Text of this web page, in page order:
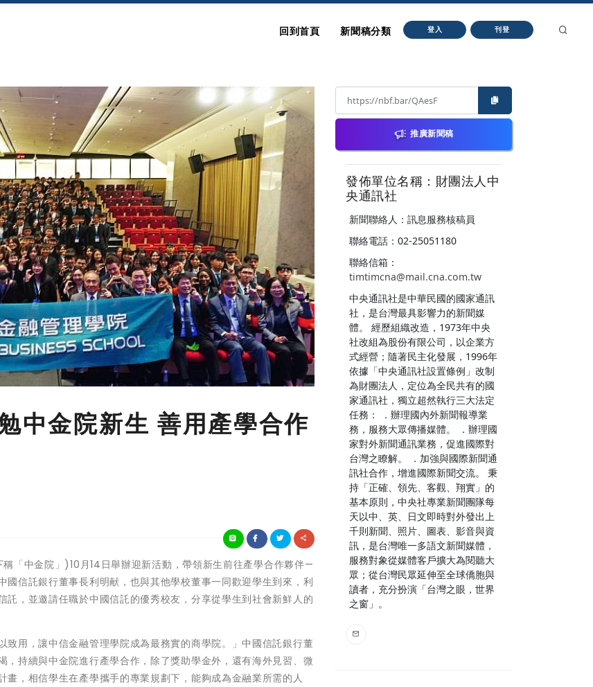
回到首頁 新聞稿分類 登入 刊登
中金院新生 善用產學合作
「中金院」)10月14日舉辦迎新活動，帶領新生前往產學合作夥伴—
信託銀行董事長利明献，也與其他學校董事一同歡迎學生到來，利
，並邀請任職於中國信託的優秀校友，分享從學生到社會新鮮人的
致用，讓中信金融管理學院成為最務實的商學院。」中國信託銀行董
持續與中金院進行產學合作，除了獎助學金外，還有海外見習、微
，相信學生在產學攜手的專業規劃下，能夠成為金融業所需的人
推廣新聞稿
發佈單位名稱：財團法人中
央通訊社
新聞聯絡人：訊息服務核稿員
聯絡電話：02-25051180
聯絡信箱：
timtimcna@mail.cna.com.tw
中央通訊社是中華民國的國家通訊
社，是台灣最具影響力的新聞媒
體。 經歷組織改造，1973年中央
社改組為股份有限公司，以企業方
式經營；隨著民主化發展，1996年
依據「中央通訊社設置條例」改制
為財團法人，定位為全民共有的國
家通訊社，獨立超然執行三大法定
任務： ．辦理國內外新聞報導業
務，服務大眾傳播媒體。 ．辦理國
家對外新聞通訊業務，促進國際對
台灣之瞭解。 ．加強與國際新聞通
訊社合作，增進國際新聞交流。 秉
持「正確、領先、客觀、翔實」的
基本原則，中央社專業新聞團隊每
天以中、英、日文即時對外發出上
千則新聞、照片、圖表、影音與資
訊，是台灣唯一多語文新聞媒體，
服務對象從媒體客戶擴大為閱聽大
眾；從台灣民眾延伸至全球僑胞與
讀者，充分扮演「台灣之眼，世界
之窗」。